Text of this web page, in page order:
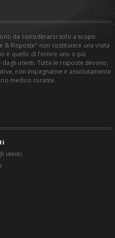
da considerarsi solo a scopo
& Risposte" non costituisce una visita
è quello di fornire uno o più
utenti. Tutte le risposte devono,
non impegnative e assolutamente
medico curante.
utenti